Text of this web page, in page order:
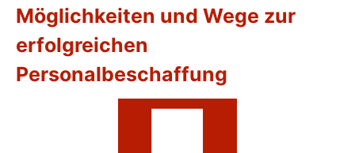
Möglichkeiten und Wege zur
erfolgreichen
Personalbeschaffung